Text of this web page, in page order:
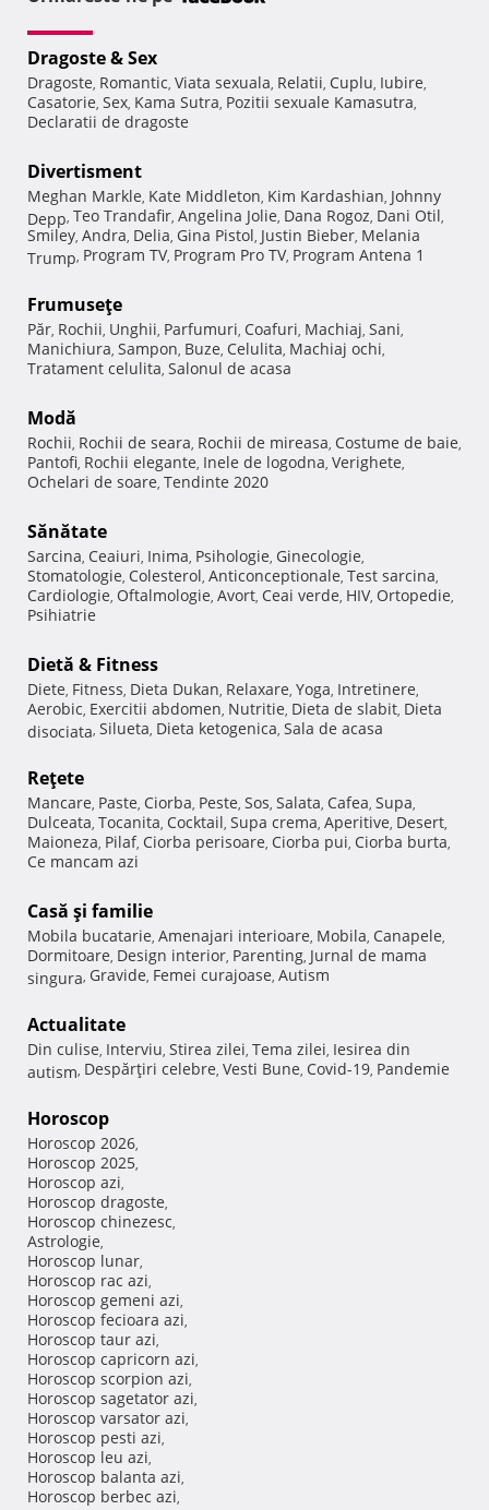
Dragoste & Sex
Dragoste, Romantic, Viata sexuala, Relatii, Cuplu, Iubire,
Casatorie, Sex, Kama Sutra, Pozitii sexuale Kamasutra,
Declaratii de dragoste
Divertisment
Meghan Markle, Kate Middleton, Kim Kardashian, Johnny
Depp, Teo Trandafir, Angelina Jolie, Dana Rogoz, Dani Otil,
Smiley, Andra, Delia, Gina Pistol, Justin Bieber, Melania
Trump, Program TV, Program Pro TV, Program Antena 1
Frumuseţe
Păr, Rochii, Unghii, Parfumuri, Coafuri, Machiaj, Sani,
Manichiura, Sampon, Buze, Celulita, Machiaj ochi,
Tratament celulita, Salonul de acasa
Modă
Rochii, Rochii de seara, Rochii de mireasa, Costume de baie,
Pantofi, Rochii elegante, Inele de logodna, Verighete,
Ochelari de soare, Tendinte 2020
Sănătate
Sarcina, Ceaiuri, Inima, Psihologie, Ginecologie,
Stomatologie, Colesterol, Anticonceptionale, Test sarcina,
Cardiologie, Oftalmologie, Avort, Ceai verde, HIV, Ortopedie,
Psihiatrie
Dietă & Fitness
Diete, Fitness, Dieta Dukan, Relaxare, Yoga, Intretinere,
Aerobic, Exercitii abdomen, Nutritie, Dieta de slabit, Dieta
disociata, Silueta, Dieta ketogenica, Sala de acasa
Reţete
Mancare, Paste, Ciorba, Peste, Sos, Salata, Cafea, Supa,
Dulceata, Tocanita, Cocktail, Supa crema, Aperitive, Desert,
Maioneza, Pilaf, Ciorba perisoare, Ciorba pui, Ciorba burta,
Ce mancam azi
Casă şi familie
Mobila bucatarie, Amenajari interioare, Mobila, Canapele,
Dormitoare, Design interior, Parenting, Jurnal de mama
singura, Gravide, Femei curajoase, Autism
Actualitate
Din culise, Interviu, Stirea zilei, Tema zilei, Iesirea din
autism, Despărţiri celebre, Vesti Bune, Covid-19, Pandemie
Horoscop
Horoscop 2026,
Horoscop 2025,
Horoscop azi,
Horoscop dragoste,
Horoscop chinezesc,
Astrologie,
Horoscop lunar,
Horoscop rac azi,
Horoscop gemeni azi,
Horoscop fecioara azi,
Horoscop taur azi,
Horoscop capricorn azi,
Horoscop scorpion azi,
Horoscop sagetator azi,
Horoscop varsator azi,
Horoscop pesti azi,
Horoscop leu azi,
Horoscop balanta azi,
Horoscop berbec azi,